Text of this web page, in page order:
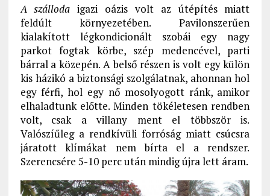
A szálloda igazi oázis volt az útépítés miatt
feldúlt környezetében. Pavilonszerűen
kialakított légkondicionált szobái egy nagy
parkot fogtak körbe, szép medencével, parti
bárral a közepén. A belső részen is volt egy külön
kis házikó a biztonsági szolgálatnak, ahonnan hol
egy férfi, hol egy nő mosolyogott ránk, amikor
elhaladtunk előtte. Minden tökéletesen rendben
volt, csak a villany ment el többször is.
Valószíűleg a rendkívüli forróság miatt csúcsra
járatott klímákat nem bírta el a rendszer.
Szerencsére 5-10 perc után mindig újra lett áram.